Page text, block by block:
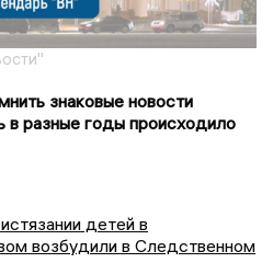
знаковые новости
в разные годы происходило
детей в
возбудили в Следственном